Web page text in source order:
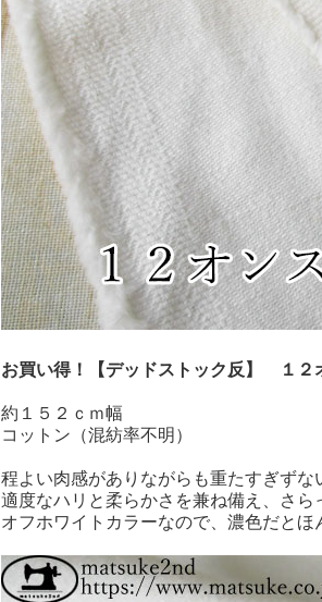
お買い得！【デッドストック反】 １
約１５２ｃｍ幅
コットン（混紡率不明）
程よい肉感がありながらも重たすぎずな
適度なハリと柔らかさを兼ね備え、さら
オフホワイトカラーなので、濃色だとほ